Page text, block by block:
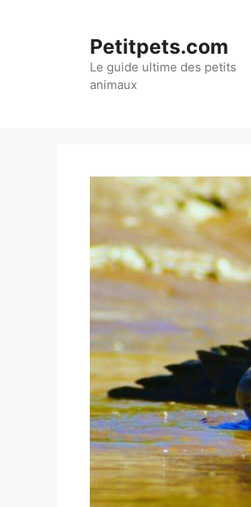
Petitpets.com
Le guide ultime des petits
animaux